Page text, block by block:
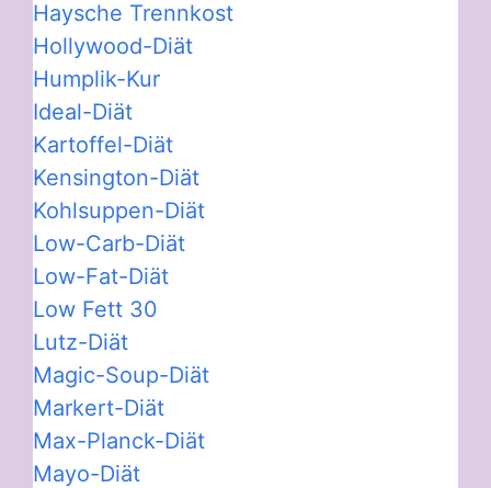
Haysche Trennkost
Hollywood-Diät
Humplik-Kur
Ideal-Diät
Kartoffel-Diät
Kensington-Diät
Kohlsuppen-Diät
Low-Carb-Diät
Low-Fat-Diät
Low Fett 30
Lutz-Diät
Magic-Soup-Diät
Markert-Diät
Max-Planck-Diät
Mayo-Diät